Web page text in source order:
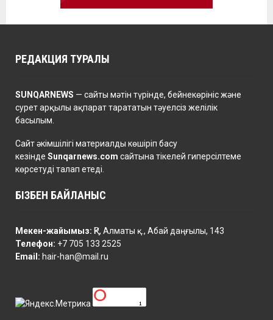
РЕДАКЦИЯ ТУРАЛЫ
SUNQARNEWS — сайты мәтін түрінде, бейнекөрініс және
сурет арқылы ақпарат тарататын тәуелсіз желілік
басылым.
Сайт әкімшілігі материалды көшіріп басу
кезінде Sunqarnews.com сайтына тікелей гиперсілтеме
көрсетуді талап етеді.
БІЗБЕН БАЙЛАНЫС
Мекен-жайымыз: ҚР, Алматы қ., Абай даңғылы, 143
Телефон: +7 705 133 2525
Email: hair-han@mail.ru